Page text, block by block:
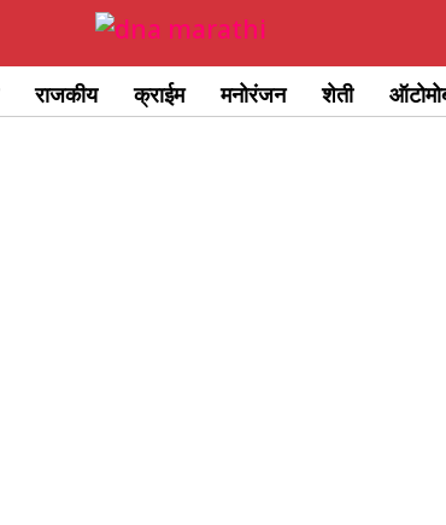
राजकीय क्राईम मनोरंजन शेती